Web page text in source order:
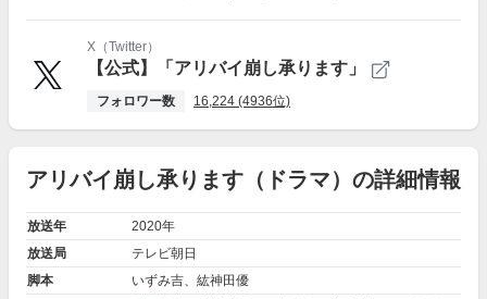
X（Twitter）
【公式】「アリバイ崩し承ります」
フォロワー数 16,224 (4936位)
アリバイ崩し承ります（ドラマ）の詳細情報
放送年
2020年
放送局
テレビ朝日
脚本
いずみ吉、紘神田優